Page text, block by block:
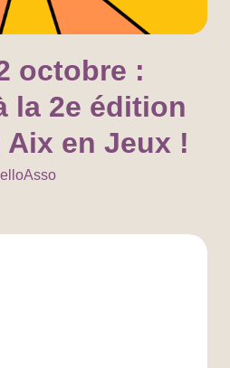
octobre :
la 2e édition
en Jeux !